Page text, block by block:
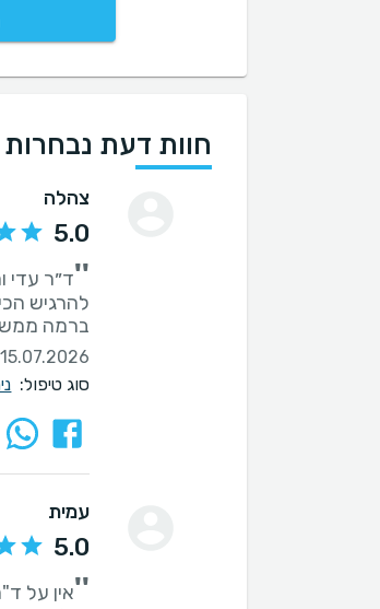
חוות דעת נבחרות
צהלה
5.0
''ד״ר עדי
להרגיש
ברמה ממש
15.07.2026
סוג טיפול:
עמית
5.0
''